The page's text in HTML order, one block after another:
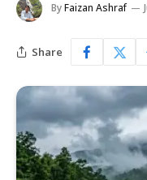
ByFaizan Ashraf
Share